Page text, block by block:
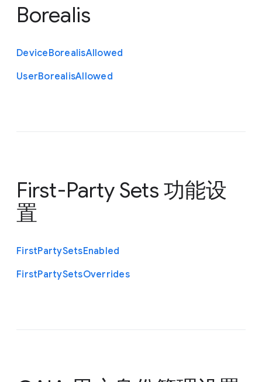
Borealis
DeviceBorealisAllowed
UserBorealisAllowed
First-Party Sets 功能设
置
FirstPartySetsEnabled
FirstPartySetsOverrides